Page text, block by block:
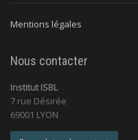
Mentions légales
Nous contacter
Institut ISBL
7 rue Désirée
69001 LYON